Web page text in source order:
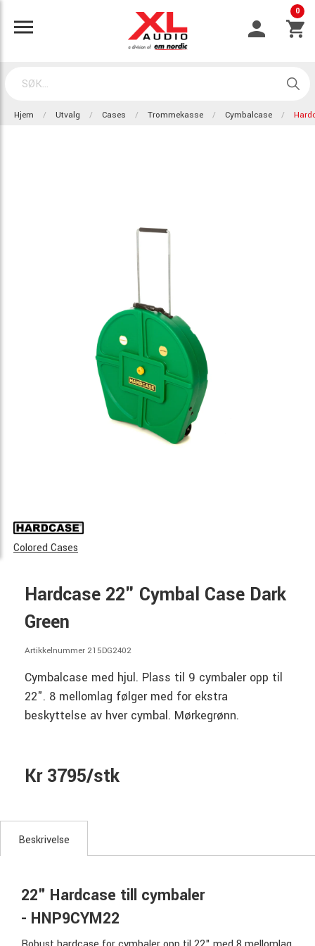
0
Hjem Utvalg Cases Trommekasse Cymbalcase
Colored Cases
Hardcase 22" Cymbal Case Dark
Green
Artikkelnummer 215DG2402
Cymbalcase med hjul. Plass til 9 cymbaler opp til
22". 8 mellomlag følger med for ekstra
beskyttelse av hver cymbal. Mørkegrønn.
Kr 3795/stk
Beskrivelse
22" Hardcase till cymbaler
- HNP9CYM22